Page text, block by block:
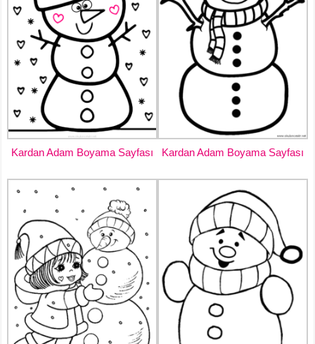
Kardan Adam Boyama Sayfası Kardan Adam Boyama Sayfası